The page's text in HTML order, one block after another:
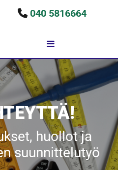
 040 5816664
huollot ja
suunnittelutyö